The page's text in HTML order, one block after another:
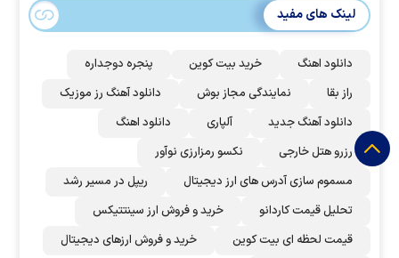
لینک های مفید
دانلود اهنگ خرید بیت کوین
پنجره دوجداره
راز بقا
نمایندگی مجاز بوش
دانلود آهنگ رز‌ موزیک
دانلود آهنگ جدید
آلپاری
دانلود اهنگ
رزرو هتل خارجی
نکسو رمزارزی نوآور
مسموم سازی آدرس های ارز دیجیتال
ریپل در مسیر رشد
تحلیل قیمت کاردانو
خرید و فروش ارز سینتتیکس
قیمت لحظه ای بیت کوین
خرید و فروش ارزهای دیجیتال